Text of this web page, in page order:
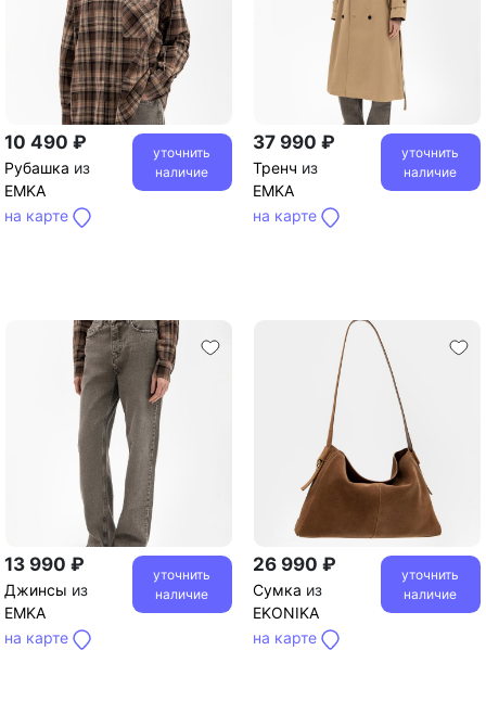
10 490 ₽
Рубашка из
EMKA
на карте
уточнить
наличие
37 990 ₽
Тренч из
EMKA
на карте
уточнить
наличие
13 990 ₽
Джинсы из
EMKA
на карте
уточнить
наличие
26 990 ₽
Сумка из
EKONIKA
на карте
уточнить
наличие